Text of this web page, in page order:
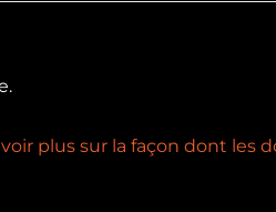
plus sur la façon dont les